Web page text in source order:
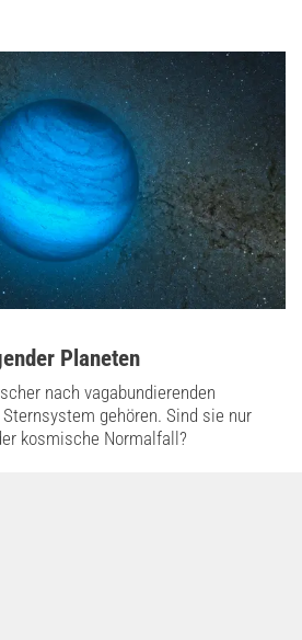
Planeten
nach vagabundierenden
gehören. Sind sie nur
kosmische Normalfall?